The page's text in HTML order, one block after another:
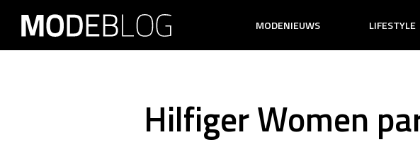
MODENIEUWS LIFESTYLE
Hilfiger Women